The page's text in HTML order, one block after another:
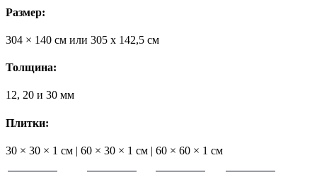
Размер:
304 × 140 см или 305 х 142,5 см
Толщина:
12, 20 и 30 мм
Плитки:
30 × 30 × 1 см | 60 × 30 × 1 см | 60 × 60 × 1 см